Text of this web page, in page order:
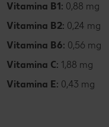
Vitamina B1: 0,88 mg
Vitamina B2: 0,24 mg
Vitamina B6: 0,56 mg
Vitamina C: 1,88 mg
Vitamina E: 0,43 mg